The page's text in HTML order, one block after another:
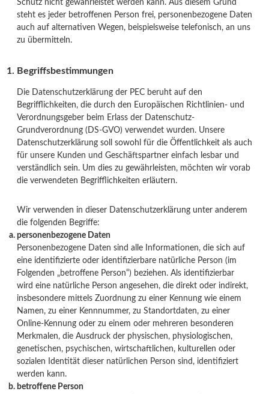
Schutz nicht gewährleistet werden kann. Aus diesem Grund
steht es jeder betroffenen Person frei, personenbezogene Daten
auch auf alternativen Wegen, beispielsweise telefonisch, an uns
zu übermitteln.
Begriffsbestimmungen
Die Datenschutzerklärung der PEC beruht auf den
Begrifflichkeiten, die durch den Europäischen Richtlinien- und
Verordnungsgeber beim Erlass der Datenschutz-
Grundverordnung (DS-GVO) verwendet wurden. Unsere
Datenschutzerklärung soll sowohl für die Öffentlichkeit als auch
für unsere Kunden und Geschäftspartner einfach lesbar und
verständlich sein. Um dies zu gewährleisten, möchten wir vorab
die verwendeten Begrifflichkeiten erläutern.
Wir verwenden in dieser Datenschutzerklärung unter anderem
die folgenden Begriffe:
personenbezogene Daten
Personenbezogene Daten sind alle Informationen, die sich auf
eine identifizierte oder identifizierbare natürliche Person (im
Folgenden „betroffene Person“) beziehen. Als identifizierbar
wird eine natürliche Person angesehen, die direkt oder indirekt,
insbesondere mittels Zuordnung zu einer Kennung wie einem
Namen, zu einer Kennnummer, zu Standortdaten, zu einer
Online-Kennung oder zu einem oder mehreren besonderen
Merkmalen, die Ausdruck der physischen, physiologischen,
genetischen, psychischen, wirtschaftlichen, kulturellen oder
sozialen Identität dieser natürlichen Person sind, identifiziert
werden kann.
betroffene Person